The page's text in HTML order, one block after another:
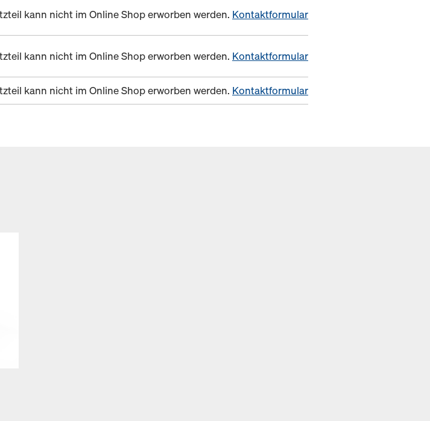
kann nicht im Online Shop erworben werden. Kontaktformular
kann nicht im Online Shop erworben werden. Kontaktformular
kann nicht im Online Shop erworben werden. Kontaktformular